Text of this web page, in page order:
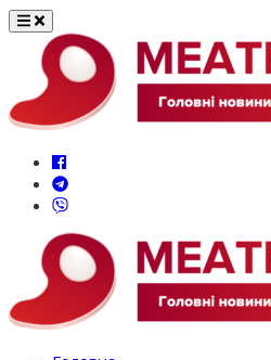
Перейти
вмісту